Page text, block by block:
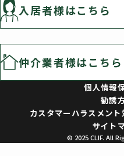
入居者様はこちら
仲介業者様はこちら
個人情報
勧誘
カスタマーハラスメン
サイト
© 2025 CLIF. All